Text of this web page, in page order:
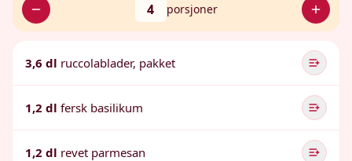
4 porsjoner
3,6 dl ruccolablader, pakket
1,2 dl fersk basilikum
1,2 dl revet parmesan